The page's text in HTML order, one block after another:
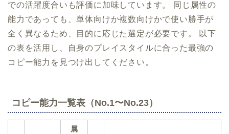
での活躍度合いも評価に加味しています。 同じ属性の
能力であっても、単体向けか複数向けかで使い勝手が
全く異なるため、目的に応じた選定が必要です。 以下
の表を活用し、自身のプレイスタイルに合った最強の
コピー能力を見つけ出してください。
コピー能力一覧表（No.1〜No.23）
属